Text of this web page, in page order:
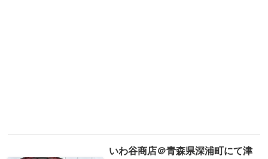
いわ谷商店＠青森県深浦町にて津